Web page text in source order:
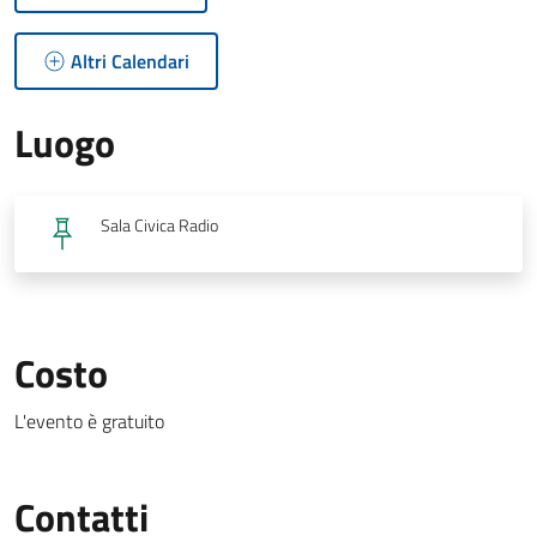
Altri Calendari
Luogo
Sala Civica Radio
Costo
L'evento è gratuito
Contatti